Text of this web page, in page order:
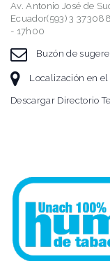
Av. Antonio José de
Ecuador(593) 3
- 17h00
Buzón de
Localización en
Descargar Directorio